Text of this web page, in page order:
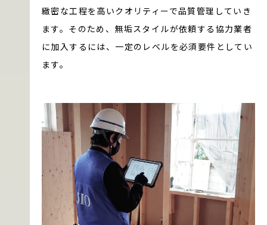
緻密な工程を高いクオリティーで品質管理していき
ます。そのため、無垢スタイルが依頼する協力業者
に加入するには、一定のレベルを必須要件としてい
ます。